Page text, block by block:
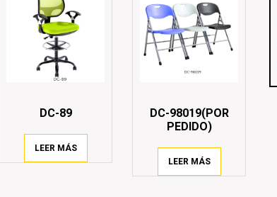
DC-89
LEER MÁS
DC-98019(POR
PEDIDO)
LEER MÁS